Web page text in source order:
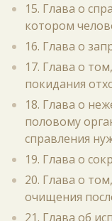
15. Глава о
котором
16. Глава о
17. Глава о
покидания
18. Глава о
половому
справления
19. Глава о
20. Глава о
очищения
21. Глава об